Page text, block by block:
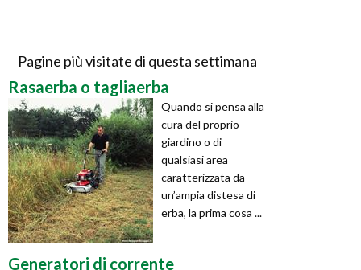
Pagine più visitate di questa settimana
Rasaerba o tagliaerba
Quando si pensa alla
cura del proprio
giardino o di
qualsiasi area
caratterizzata da
un’ampia distesa di
erba, la prima cosa ...
Generatori di corrente